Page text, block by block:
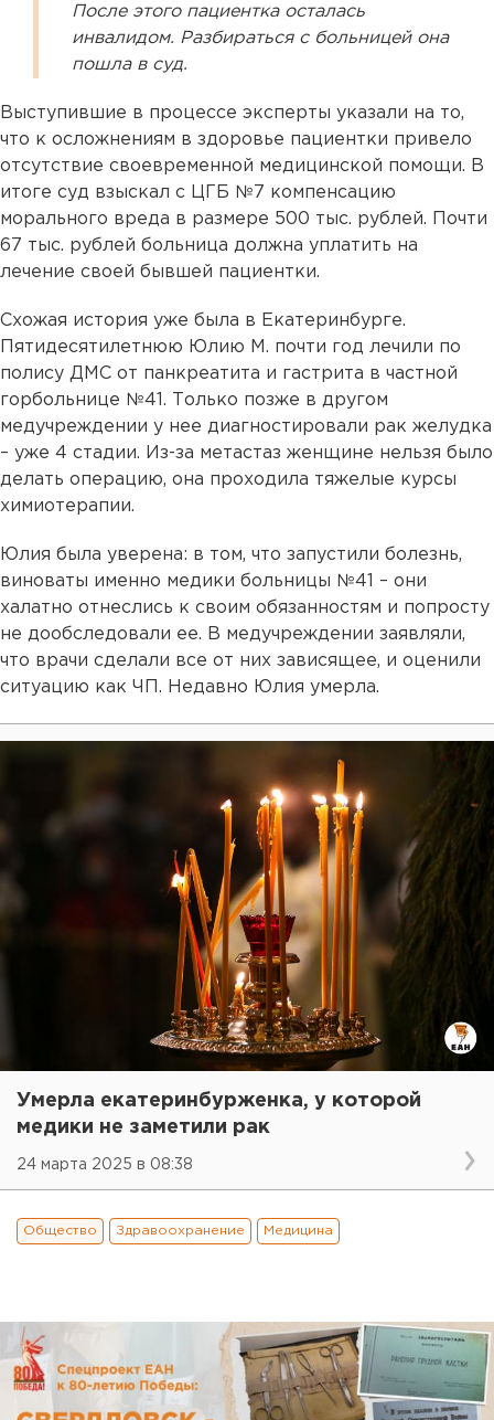
После этого пациентка осталась
инвалидом. Разбираться с больницей она
пошла в суд.
Выступившие в процессе эксперты указали на то,
что к осложнениям в здоровье пациентки привело
отсутствие своевременной медицинской помощи. В
итоге суд взыскал с ЦГБ №7 компенсацию
морального вреда в размере 500 тыс. рублей. Почти
67 тыс. рублей больница должна уплатить на
лечение своей бывшей пациентки.
Схожая история уже была в Екатеринбурге.
Пятидесятилетнюю Юлию М. почти год лечили по
полису ДМС от панкреатита и гастрита в частной
горбольнице №41. Только позже в другом
медучреждении у нее диагностировали рак желудка
– уже 4 стадии. Из-за метастаз женщине нельзя было
делать операцию, она проходила тяжелые курсы
химиотерапии.
Юлия была уверена: в том, что запустили болезнь,
виноваты именно медики больницы №41 – они
халатно отнеслись к своим обязанностям и попросту
не дообследовали ее. В медучреждении заявляли,
что врачи сделали все от них зависящее, и оценили
ситуацию как ЧП. Недавно Юлия умерла.
Умерла екатеринбурженка, у которой
медики не заметили рак
24 марта 2025 в 08:38
Общество Здравоохранение Медицина